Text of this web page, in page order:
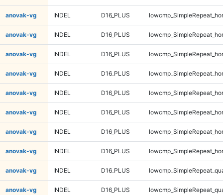
anovak-vg INDEL D16_PLUS
anovak-vg INDEL D16_PLUS
anovak-vg INDEL D16_PLUS
anovak-vg INDEL D16_PLUS
anovak-vg INDEL D16_PLUS
anovak-vg INDEL D16_PLUS
anovak-vg INDEL D16_PLUS
anovak-vg INDEL D16_PLUS
anovak-vg INDEL D16_PLUS
anovak-vg INDEL D16_PLUS